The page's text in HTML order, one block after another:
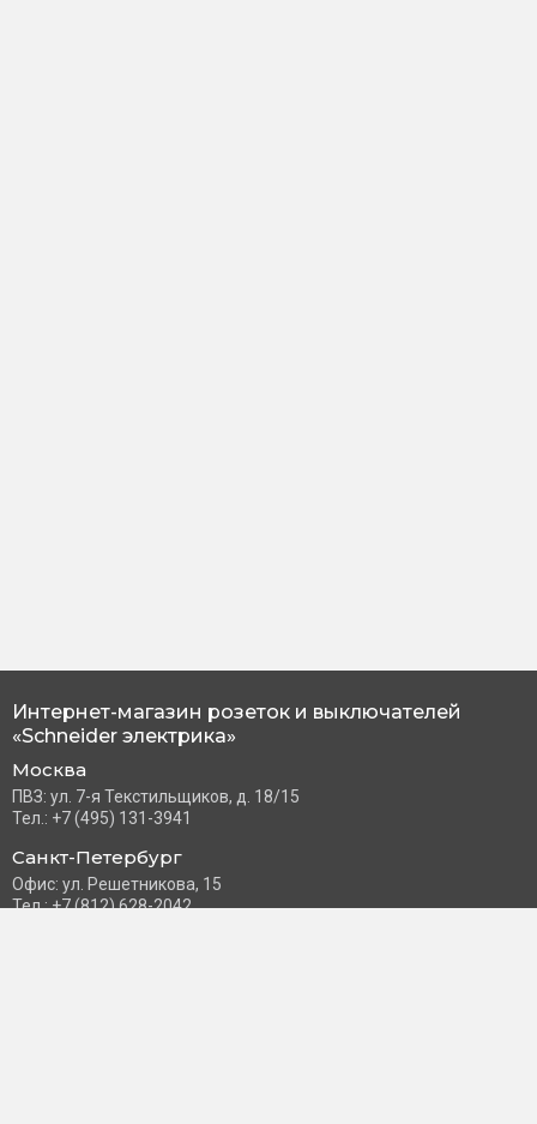
Интернет-магазин розеток и выключателей
«Schneider электрика»
Москва
ПВЗ: ул. 7-я Текстильщиков, д. 18/15
Тел.: +7 (495) 131-3941
Санкт-Петербург
Офис: ул. Решетникова, 15
Тел.: +7 (812) 628-2042